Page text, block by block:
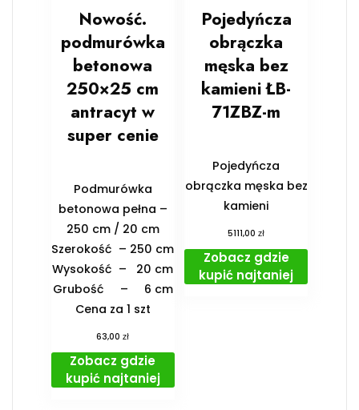
Nowość.
podmurówka
betonowa
250×25 cm
antracyt w
super cenie
Podmurówka
betonowa pełna –
250 cm / 20 cm
Szerokość – 250 cm
Wysokość – 20 cm
Grubość – 6 cm
Cena za 1 szt
63,00zł
Zobacz gdzie
kupić najtaniej
Pojedyńcza
obrączka
męska bez
kamieni ŁB-
71ZBZ-m
Pojedyńcza
obrączka męska bez
kamieni
5111,00zł
Zobacz gdzie
kupić najtaniej